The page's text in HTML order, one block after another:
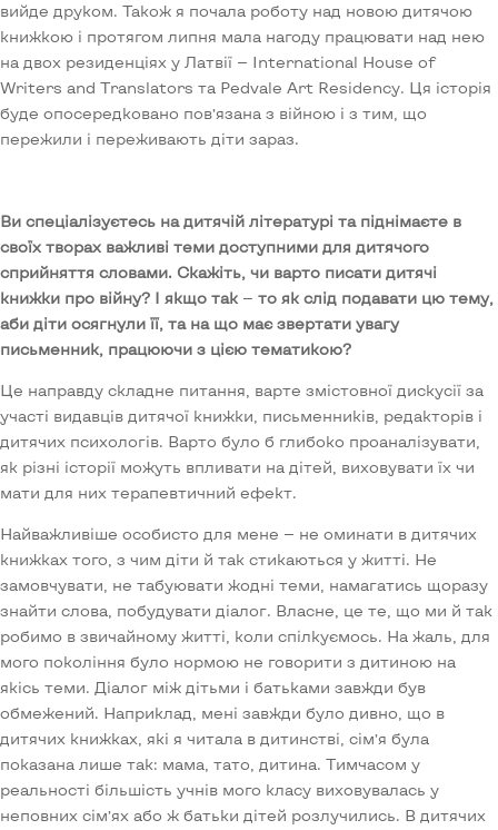
вийде друком. Також я почала роботу над новою дитячою
книжкою і протягом липня мала нагоду працювати над нею
на двох резиденціях у Латвії — International House of
Writers and Translators та Pedvale Art Residency. Ця історія
буде опосередковано пов’язана з війною і з тим, що
пережили і переживають діти зараз.
Ви спеціалізуєтесь на дитячій літературі та піднімаєте в
своїх творах важливі теми доступними для дитячого
сприйняття словами. Скажіть, чи варто писати дитячі
книжки про війну? І якщо так — то як слід подавати цю тему,
аби діти осягнули її, та на що має звертати увагу
письменник, працюючи з цією тематикою?
Це направду складне питання, варте змістовної дискусії за
участі видавців дитячої книжки, письменників, редакторів і
дитячих психологів. Варто було б глибоко проаналізувати,
як різні історії можуть впливати на дітей, виховувати їх чи
мати для них терапевтичний ефект.
Найважливіше особисто для мене — не оминати в дитячих
книжках того, з чим діти й так стикаються у житті. Не
замовчувати, не табуювати жодні теми, намагатись щоразу
знайти слова, побудувати діалог. Власне, це те, що ми й так
робимо в звичайному житті, коли спілкуємось. На жаль, для
мого покоління було нормою не говорити з дитиною на
якісь теми. Діалог між дітьми і батьками завжди був
обмежений. Наприклад, мені завжди було дивно, що в
дитячих книжках, які я читала в дитинстві, сім’я була
показана лише так: мама, тато, дитина. Тимчасом у
реальності більшість учнів мого класу виховувалась у
неповних сім’ях або ж батьки дітей розлучились. В дитячих